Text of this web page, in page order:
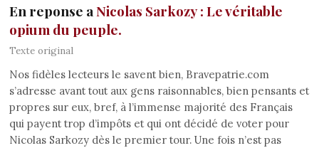
En reponse aNicolas Sarkozy : Le véritable
opium du peuple.
Texte original
Nos fidèles lecteurs le savent bien, Bravepatrie.com
s’adresse avant tout aux gens raisonnables, bien pensants et
propres sur eux, bref, à l’immense majorité des Français
qui payent trop d’impôts et qui ont décidé de voter pour
Nicolas Sarkozy dès le premier tour. Une fois n’est pas